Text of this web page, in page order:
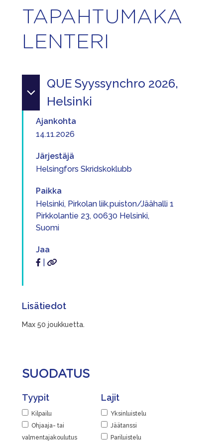
TAPAHTUMAKA
LENTERI
QUE Syyssynchro 2026,
Helsinki
Ajankohta
14.11.2026
Järjestäjä
Helsingfors Skridskoklubb
Paikka
Helsinki, Pirkolan liik.puiston/Jäähalli 1
Pirkkolantie 23, 00630 Helsinki,
Suomi
Jaa
Lisätiedot
Max 50 joukkuetta.
SUODATUS
Tyypit
Kilpailu
Ohjaaja- tai
valmentajakoulutus
Lajit
Yksinluistelu
Jäätanssi
Pariluistelu